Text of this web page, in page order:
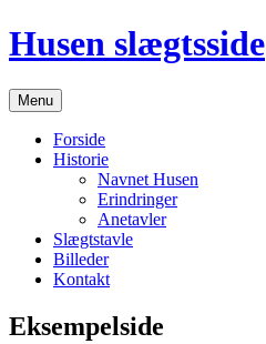
Skip
to
Husen slægtsside
Menu
Forside
Historie
Navnet Husen
Erindringer
Anetavler
Slægtstavle
Billeder
Kontakt
Eksempelside